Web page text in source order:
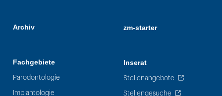
Archiv
Fachgebiete
Parodontologie
Implantologie
zm-starter
Inserat
Stellenangebote
Stellengesuche